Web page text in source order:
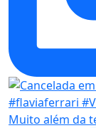
Muito além da